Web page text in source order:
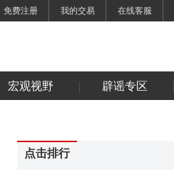
免费注册 我的交易 在线客服
宏观视野 辟谣专区
点击排行